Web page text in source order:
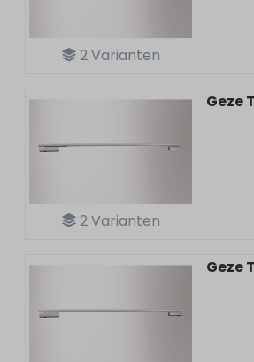
2Varianten
2Varianten
Geze
Geze